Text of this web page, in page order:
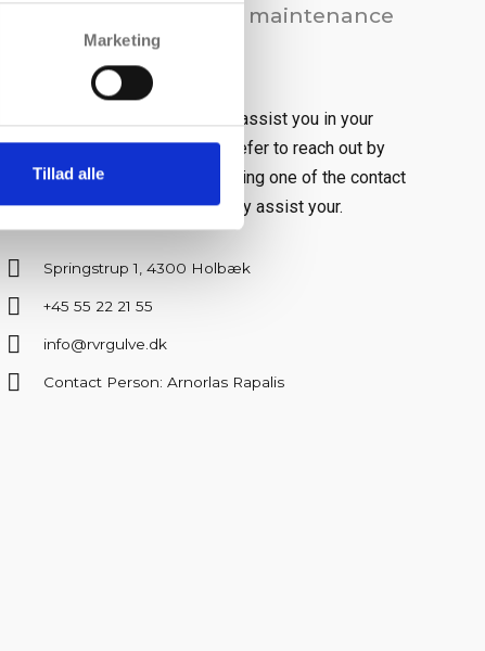
Marketing
Tillad alle
Flooring installation & maintenance
services.
Our dedicated team is ready to assist you in your
flooring project. Whether you prefer to reach out by
filling out the contact form or using one of the contact
methods provided, we will gladly assist your.
Springstrup 1, 4300 Holbæk
+45 55 22 21 55
info@rvrgulve.dk
Contact Person: Arnorlas Rapalis